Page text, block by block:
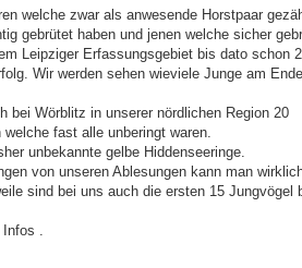
welche zwar als anwesende Horstpaar
gebrütet haben und jenen welche sicher
Leipziger Erfassungsgebiet bis dato schon
Wir werden sehen wieviele Junge am
bei Wörblitz in unserer nördlichen Region 20
welche fast alle unberingt waren.
unbekannte gelbe Hiddenseeringe.
von unseren Ablesungen kann man
sind bei uns auch die ersten 15 Jungvögel
Infos .